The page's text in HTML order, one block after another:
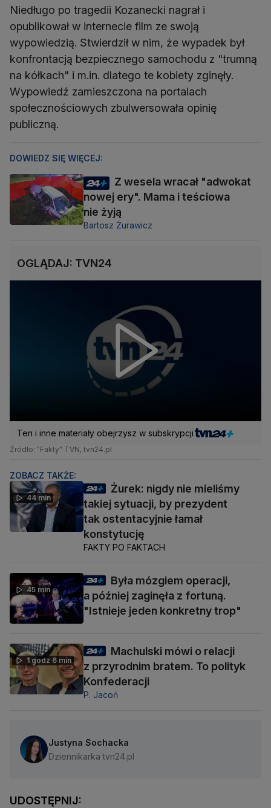
Niedługo po tragedii Kozanecki nagrał i
opublikował w internecie film ze swoją
wypowiedzią. Stwierdził w nim, że wypadek był
konfrontacją bezpiecznego samochodu z "trumną
na kółkach" i m.in. dlatego te kobiety zginęły.
Wypowiedź zamieszczona na portalach
społecznościowych zbulwersowała opinię
publiczną.
DOWIEDZ SIĘ WIĘCEJ:
Z wesela wracał "adwokat
nowej ery". Mama i teściowa
nie żyją
Bartosz Żurawicz
OGLĄDAJ: TVN24
Ten i inne materiały obejrzysz w subskrypcji
Źródło: "Fakty" TVN, tvn24.pl
ZOBACZ TAKŻE:
44 min
Żurek: nigdy nie mieliśmy
takiej sytuacji, by prezydent
tak ostentacyjnie łamał
konstytucję
FAKTY PO FAKTACH
45 min
Była mózgiem operacji,
a później zaginęła z fortuną.
"Istnieje jeden konkretny trop"
1 godz 6 min
Machulski mówi o relacji
z przyrodnim bratem. To polityk
Konfederacji
P. Jacoń
Justyna Sochacka
Dziennikarka tvn24.pl
UDOSTĘPNIJ: